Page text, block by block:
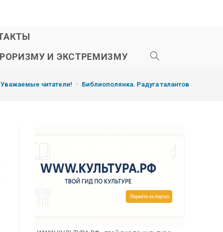
И ЭКСТРЕМИЗМУ
Уважаемые читатели! > Библиополянка. Радуга талантов